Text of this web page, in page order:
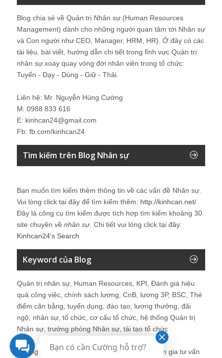
Blog chia sẻ về Quản trị Nhân sự (Human Resources
Management) dành cho những người quan tâm tới Nhân sự
và Con người như CEO, Manager, HRM, HR). Ở đây có các
tài liệu, bài viết, hướng dẫn chi tiết trong lĩnh vực Quản trị
nhân sự xoay quay vòng đời nhân viên trong tổ chức:
Tuyển - Dạy - Dùng - Giữ - Thải.
Liên hệ: Mr. Nguyễn Hùng Cường
M: 0988 833 616
E: kinhcan24@gmail.com
Fb: fb.com/kinhcan24
Tìm kiếm trên Blog Nhân sự
Bạn muốn tìm kiếm thêm thông tin về các vấn đề Nhân sự
Vui lòng click tại đây để tìm kiếm thêm: http://kinhcan.net/
Đây là công cụ tìm kiếm được tích hợp tìm kiếm khoảng 30
site chuyên về nhân sự. Chi tiết vui lòng click tại đây:
Kinhcan24′s Search
Keyword của Blog
Quản trị nhân sự, Human Resources, KPI, Đánh giá hiệu
quả công việc, chính sách lương, CnB, lương 3P, BSC, Thẻ
điểm cân bằng, tuyển dụng, đào tạo, lương thưởng, đãi
ngộ, nhân sự, tổ chức, cơ cấu tổ chức, hệ thống Quản trị
Nhân sự, trưởng phòng Nhân sự, tái tạo tổ chức
Những bài viết tại blog được chia sẻ bởi chuyên gia tư vấn
Bạn có cần Cường hỗ trợ?